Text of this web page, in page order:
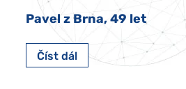
Pavel z Brna, 49 let
Číst dál